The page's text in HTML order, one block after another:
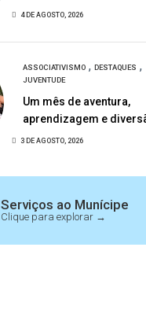
do Orçamento
4 DE AGOSTO, 2026
ASSOCIATIVISMO, DESTAQUES ,
JUVENTUDE
Um mês de aventura,
aprendizagem e
nas Férias Desportivas
3 DE AGOSTO, 2026
Serviços ao Munícipe
Clique para explorar →